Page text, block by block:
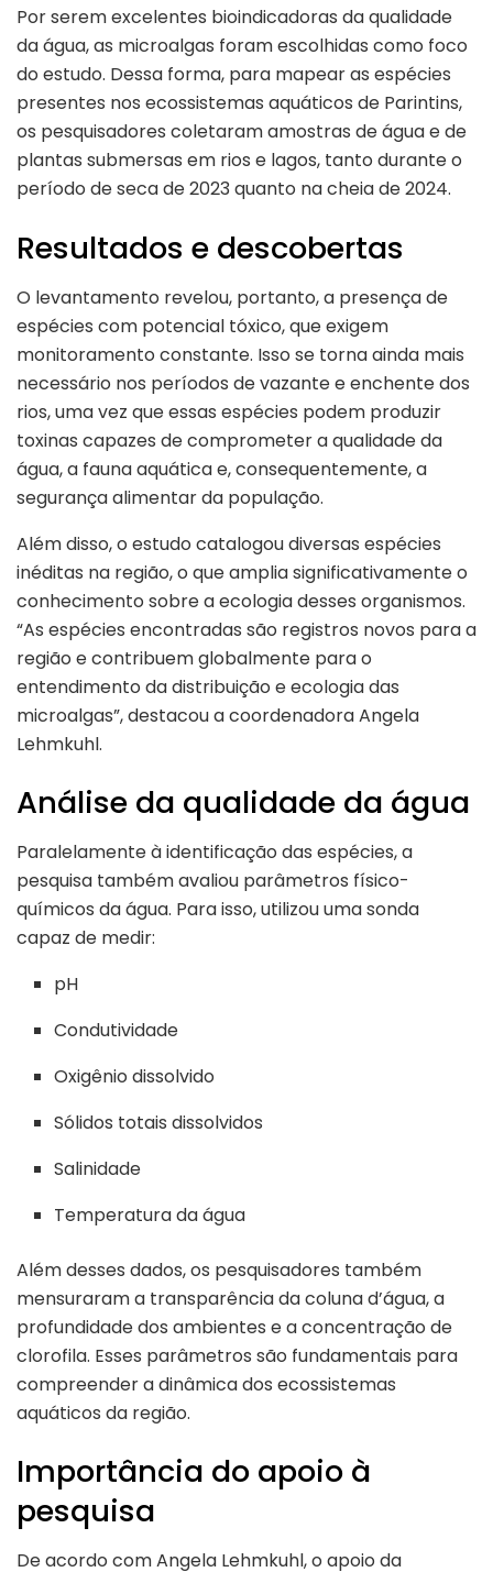
Por serem excelentes bioindicadoras da qualidade
da água, as microalgas foram escolhidas como foco
do estudo. Dessa forma, para mapear as espécies
presentes nos ecossistemas aquáticos de Parintins,
os pesquisadores coletaram amostras de água e de
plantas submersas em rios e lagos, tanto durante o
período de seca de 2023 quanto na cheia de 2024.
Resultados e descobertas
O levantamento revelou, portanto, a presença de
espécies com potencial tóxico, que exigem
monitoramento constante. Isso se torna ainda mais
necessário nos períodos de vazante e enchente dos
rios, uma vez que essas espécies podem produzir
toxinas capazes de comprometer a qualidade da
água, a fauna aquática e, consequentemente, a
segurança alimentar da população.
Além disso, o estudo catalogou diversas espécies
inéditas na região, o que amplia significativamente o
conhecimento sobre a ecologia desses organismos.
“As espécies encontradas são registros novos para a
região e contribuem globalmente para o
entendimento da distribuição e ecologia das
microalgas”, destacou a coordenadora Angela
Lehmkuhl.
Análise da qualidade da água
Paralelamente à identificação das espécies, a
pesquisa também avaliou parâmetros físico-
químicos da água. Para isso, utilizou uma sonda
capaz de medir:
pH
Condutividade
Oxigênio dissolvido
Sólidos totais dissolvidos
Salinidade
Temperatura da água
Além desses dados, os pesquisadores também
mensuraram a transparência da coluna d’água, a
profundidade dos ambientes e a concentração de
clorofila. Esses parâmetros são fundamentais para
compreender a dinâmica dos ecossistemas
aquáticos da região.
Importância do apoio à
pesquisa
De acordo com Angela Lehmkuhl, o apoio da